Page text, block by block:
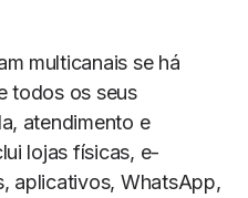
multicanais se há
todos os seus
atendimento e
lojas físicas, e-
aplicativos, WhatsApp,